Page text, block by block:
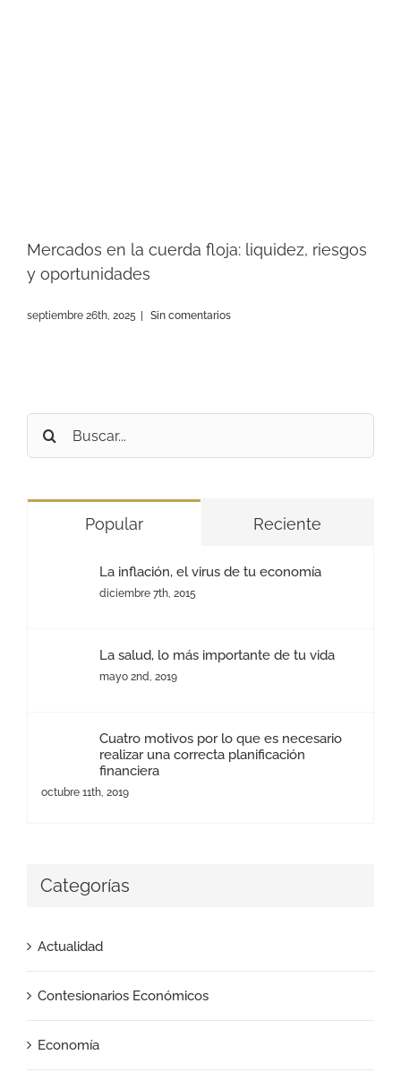
Mercados en la cuerda floja: liquidez, riesgos
y oportunidades
septiembre 26th, 2025 Sin comentarios
Buscar:
Popular Reciente
La inflación, el virus de tu economía
diciembre 7th, 2015
La salud, lo más importante de tu vida
mayo 2nd, 2019
Cuatro motivos por lo que es necesario
realizar una correcta planificación
financiera
octubre 11th, 2019
Categorías
Actualidad
Contesionarios Económicos
Economía